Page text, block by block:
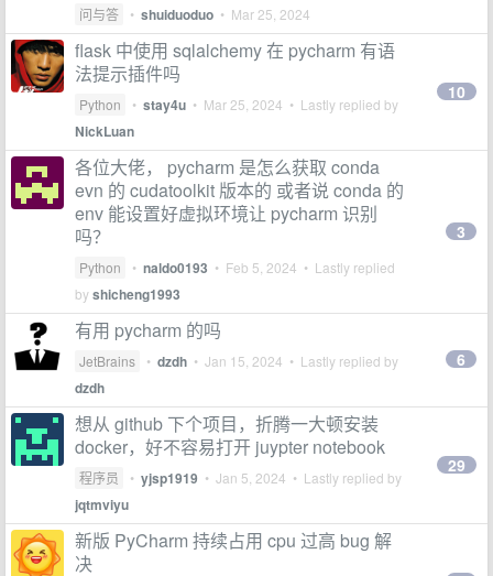
问与答 • shuiduoduo • Mar 25, 2024
flask 中使用 sqlalchemy 在 pycharm 有语
法提示插件吗
Python • stay4u • Mar 25, 2024 • Lastly replied by
NickLuan
10
各位大佬， pycharm 是怎么获取 conda
evn 的 cudatoolkit 版本的 或者说 conda 的
env 能设置好虚拟环境让 pycharm 识别
吗？
Python • naldo0193 • Feb 5, 2024 • Lastly replied
byshicheng1993
3
有用 pycharm 的吗
JetBrains • dzdh • Jan 15, 2024 • Lastly replied by
dzdh
6
想从 github 下个项目，折腾一大顿安装
docker，好不容易打开 juypter notebook
程序员 • yjsp1919 • Jan 5, 2024 • Lastly replied by
jqtmviyu
29
新版 PyCharm 持续占用 cpu 过高 bug 解
决